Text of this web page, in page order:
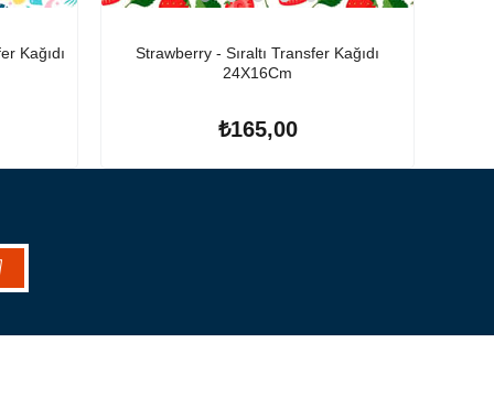
Kağıdı
Strawberry - Sıraltı Transfer Kağıdı
24X16Cm
₺165,00